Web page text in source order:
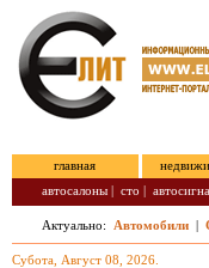
главная
автосалоны
сто
Актуально: Автомобили |
Субота, Август 08, 2026.